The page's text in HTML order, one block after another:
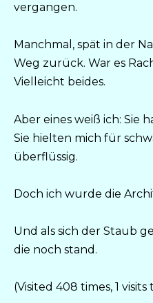
vergangen.
Manchmal, spät in der
Weg zurück. War es
Vielleicht beides.
Aber eines weiß ich: Sie
Sie hielten mich für
überflüssig.
Doch ich wurde die
Und als sich der Staub
die noch stand.
(Visited 408 times, 1 visits